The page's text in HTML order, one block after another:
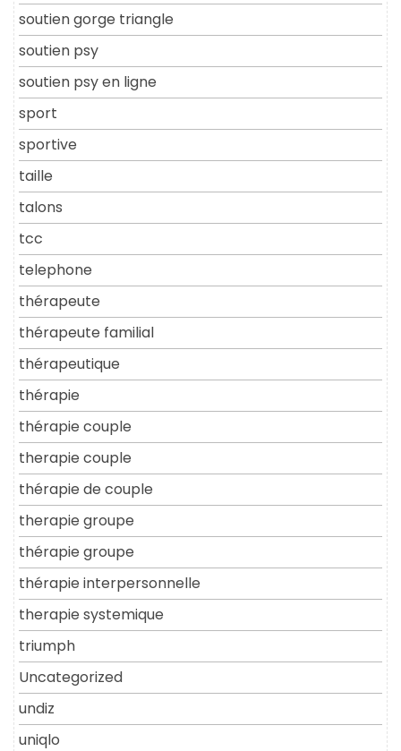
soutien gorge triangle
soutien psy
soutien psy en ligne
sport
sportive
taille
talons
tcc
telephone
thérapeute
thérapeute familial
thérapeutique
thérapie
thérapie couple
therapie couple
thérapie de couple
therapie groupe
thérapie groupe
thérapie interpersonnelle
therapie systemique
triumph
Uncategorized
undiz
uniqlo